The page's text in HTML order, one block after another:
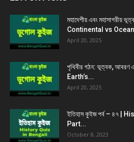
মহাদেশীয় এবং মহাসাগরীয়
Continental vs
April 20, 2025
পৃথিবীর গঠন: ভূত্বক, আবরণ
Earth’s...
April 20, 2025
ইতিহাস কুইজ পর্ব – ৪৭ |
Part...
October 8, 2023